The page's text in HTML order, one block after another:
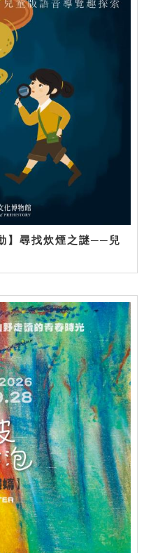
】尋找炊煙之謎──兒